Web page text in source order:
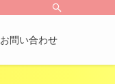
お問い合わせ